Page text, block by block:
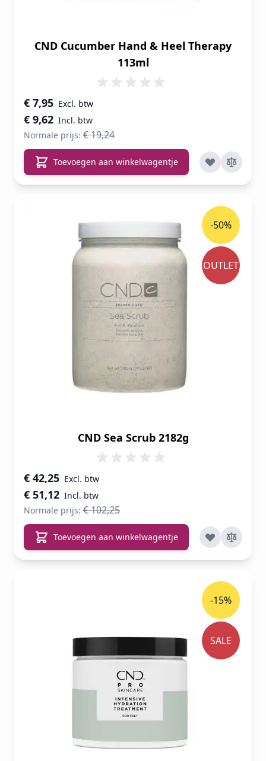
CND Cucumber Hand & Heel Therapy
113ml
Speciale prijs
€ 9,62
€ 7,95
Normale prijs: € 19,24
Toevoegen aan winkelwagentje
CND Sea Scrub 2182g
Speciale prijs
€ 51,12
€ 42,25
Normale prijs: € 102,25
-50%
OUTLET
Toevoegen aan winkelwagentje
-15%
SALE